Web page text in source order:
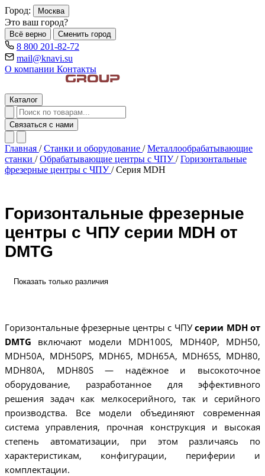
Город: Москва
Это ваш город?
Всё верно Сменить город
8 800 201-82-72
mail@knavi.su
О компании Контакты
Каталог
Связаться с нами
Главная / Станки и оборудование / Металлообрабатывающие
станки / Обрабатывающие центры c ЧПУ/ Горизонтальные
фрезерные центры с ЧПУ/ Серия MDH
Горизонтальные фрезерные
центры с ЧПУ серии MDH от
DMTG
Показать только различия
Горизонтальные фрезерные центры с ЧПУсерии MDH от
DMTG включают модели MDH100S, MDH40P, MDH50,
MDH50A, MDH50PS, MDH65, MDH65A, MDH65S, MDH80,
MDH80A, MDH80S — надёжное и высокоточное
оборудование, разработанное для эффективного
решения задач как мелкосерийного, так и серийного
производства. Все модели объединяют современная
система управления, прочная конструкция и высокая
степень автоматизации, при этом различаясь по
характеристикам, конфигурации, периферии и
комплектации.